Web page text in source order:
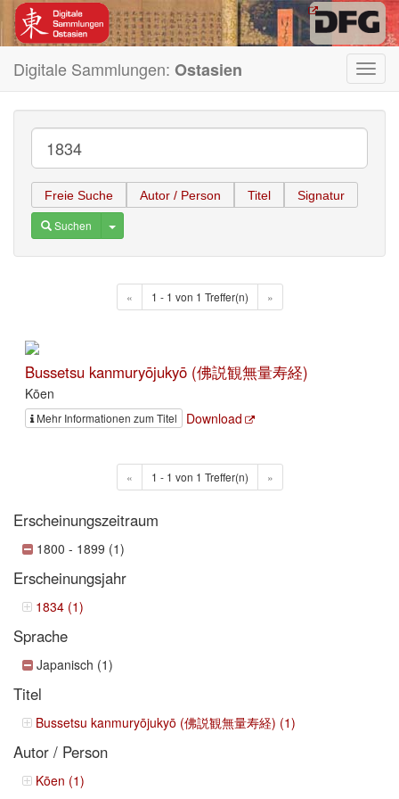
Digitale Sammlungen: Ostasien
Freie Suche Autor / Person Titel Signatur
Suchen Toggle Dropdown
« 1 - 1 von 1 Treffer(n) »
Bussetsu kanmuryōjukyō (佛説観無量寿経)
Kōen
Mehr Informationen zum Titel Download
« 1 - 1 von 1 Treffer(n) »
Erscheinungszeitraum
1800 - 1899 (1)
Erscheinungsjahr
1834 (1)
Sprache
Japanisch (1)
Titel
Bussetsu kanmuryōjukyō (佛説観無量寿経) (1)
Autor / Person
Kōen (1)